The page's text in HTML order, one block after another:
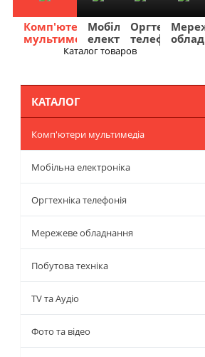
Комп'ютери
мультимедіа
Мобільна
електроніка
Оргтехніка
телефонія
Каталог товаров
КАТАЛОГ
Комп'ютери мультимедіа
Мобільна електроніка
Оргтехніка телефонія
Мережеве обладнання
Побутова техніка
TV та Аудіо
Фото та відео